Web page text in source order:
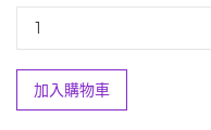
加入購物車